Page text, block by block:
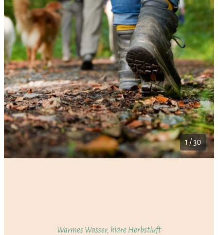
1 / 30
Warmes Wasser, klare Herbstluft